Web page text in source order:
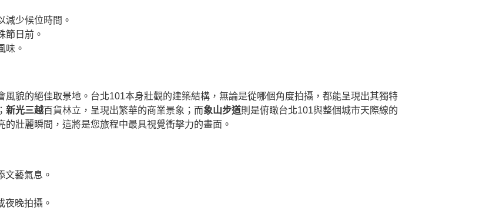
減少候位時間。
節日前。
味。
貌的絕佳取景地。台北101本身壯觀的建築結構，無論是從哪個角度拍攝，都能呈現出其獨特
新光三越百貨林立，呈現出繁華的商業景象；而象山步道則是俯瞰台北101與整個城市天際線的
壯麗瞬間，這將是您旅程中最具視覺衝擊力的畫面。
文藝氣息。
夜晚拍攝。